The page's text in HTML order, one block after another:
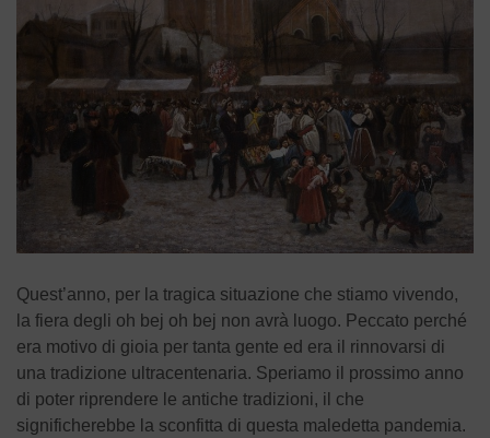
Quest’anno, per la tragica situazione che stiamo vivendo,
la fiera degli oh bej oh bej non avrà luogo. Peccato perché
era motivo di gioia per tanta gente ed era il rinnovarsi di
una tradizione ultracentenaria. Speriamo il prossimo anno
di poter riprendere le antiche tradizioni, il che
significherebbe la sconfitta di questa maledetta pandemia.